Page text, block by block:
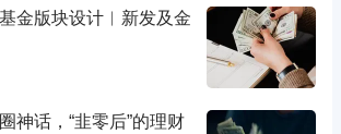
金版块设计︱新发及金
神话，“韭零后”的理财